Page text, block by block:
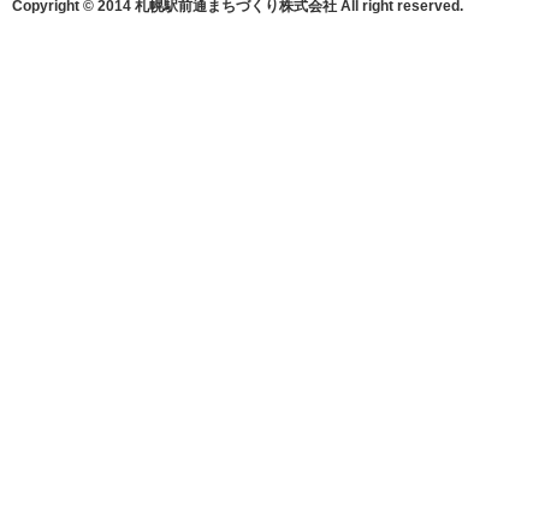
Copyright © 2014 札幌駅前通まちづくり株式会社 All right reserved.